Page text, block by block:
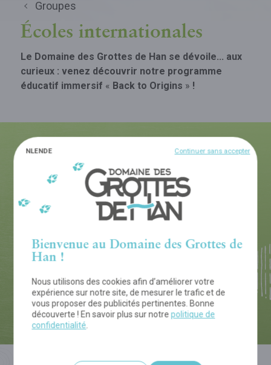
Groupes
Écoles internationales
Le Domaine des Grottes de Han se dévoile... aux
curieux : venez découvrir notre programme
éducatif immersif « Back to Origins » !
Infos et réservation
Des questions ?
+32 (0)84 37 72 13
education@grotte-de-han.be
TÉLÉCHARGER NOTRE BROCHURE
Bienvenue au Domaine des Grottes de
Han !
Nous utilisons des cookies afin d’améliorer votre
expérience sur notre site, de mesurer le trafic et de
vous proposer des publicités pertinentes. Bonne
découverte ! En savoir plus sur notre politique de
confidentialité
NLENDE Continuer sans accepter